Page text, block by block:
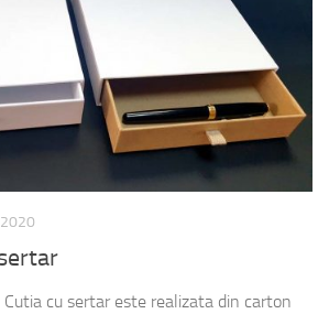
cu sertar este realizata din carton